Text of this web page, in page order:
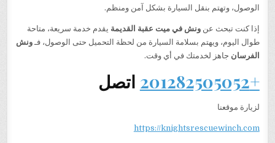
الوصول، وتهتم بنقل السيارة بشكل آمن ومنظم.
إذا كنت تبحث عنونش في ميت عقبة القديمة يقدم خدمة سريعة، متاحة
طوال اليوم، ويهتم بسلامة السيارة من لحظة التحميل حتى الوصول، فـونش
الفرسان جاهز لخدمتك في أي وقت.
+201282505052 اتصل
لزيارة موقعنا
https://knightsrescuewinch.com